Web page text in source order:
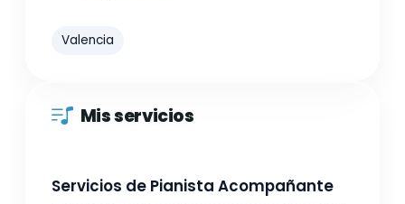
Valencia
Mis servicios
Servicios de Pianista Acompañante